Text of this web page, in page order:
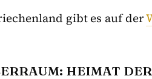
gibt es auf der
HEIMAT DER